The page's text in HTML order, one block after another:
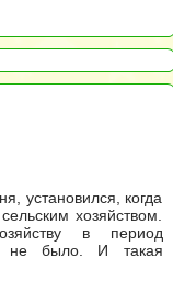
установился, когда
хозяйством.
в период
не было. И такая